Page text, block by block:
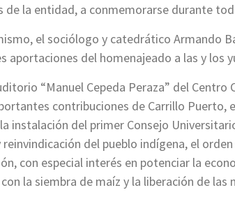
de la entidad, a conmemorarse durante
el sociólogo y catedrático Armando
aportaciones del homenajeado a las y los
“Manuel Cepeda Peraza” del
contribuciones de Carrillo Puerto,
instalación del primer Consejo
reinvindicación del pueblo indígena, el
con especial interés en potenciar la
la siembra de maíz y la liberación de las